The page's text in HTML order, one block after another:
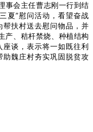
事会主任曹志刚一行到结
夏”慰问活动，看望奋战
扶村送去慰问物品，并
产、秸杆禁烧、种植结构
谈，表示将一如既往利
魏庄村夯实巩固脱贫攻